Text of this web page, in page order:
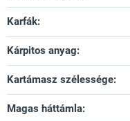
Karfák:
Kárpitos anyag:
Kartámasz szélessége:
Magas háttámla: